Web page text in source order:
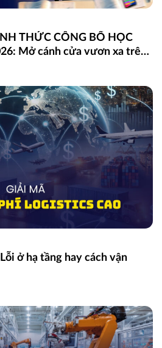
THỨC CÔNG BỐ HỌC
Mở cánh cửa vươn xa trên
ở hạ tầng hay cách vận